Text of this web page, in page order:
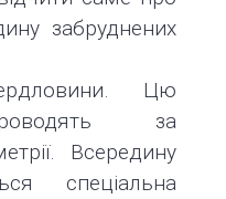
забруднених
Цю
за
Всередину
спеціальна